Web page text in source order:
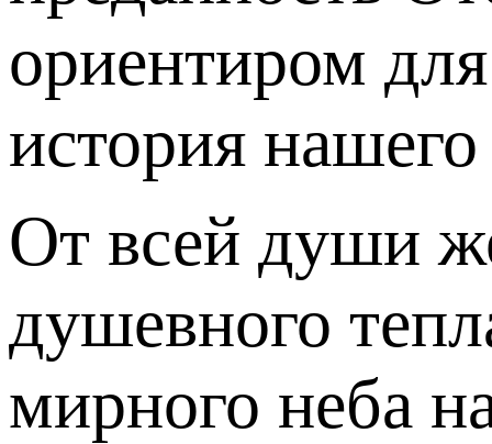
ориентиром
история
От всей души
душевного
мирного неба